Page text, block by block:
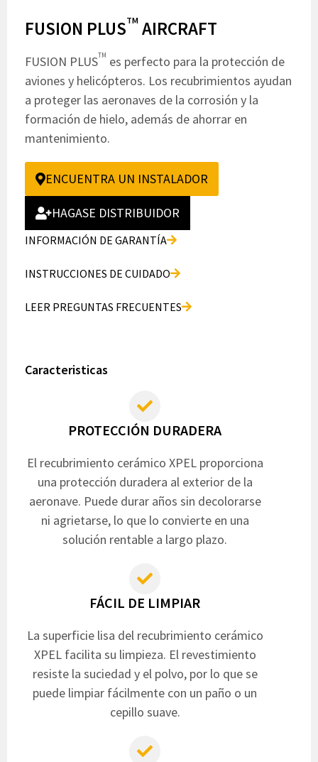
FUSION PLUSTM AIRCRAFT
FUSION PLUSTM es perfecto para la protección de
aviones y helicópteros. Los recubrimientos ayudan
a proteger las aeronaves de la corrosión y la
formación de hielo, además de ahorrar en
mantenimiento.
ENCUENTRA UN INSTALADOR
HAGASE DISTRIBUIDOR
INFORMACIÓN DE GARANTÍA
INSTRUCCIONES DE CUIDADO
LEER PREGUNTAS FRECUENTES
Caracteristicas
PROTECCIÓN DURADERA
El recubrimiento cerámico XPEL proporciona
una protección duradera al exterior de la
aeronave. Puede durar años sin decolorarse
ni agrietarse, lo que lo convierte en una
solución rentable a largo plazo.
FÁCIL DE LIMPIAR
La superficie lisa del recubrimiento cerámico
XPEL facilita su limpieza. El revestimiento
resiste la suciedad y el polvo, por lo que se
puede limpiar fácilmente con un paño o un
cepillo suave.